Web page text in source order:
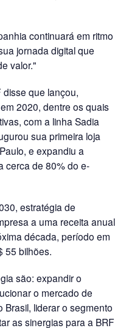
continuará em ritmo
jornada digital que
valor."
disse que lançou,
2020, dentre os quais
com a linha Sadia
sua primeira loja
e expandiu a
cerca de 80% do e-
estratégia de
a uma receita anual
década, período em
55 bilhões.
são: expandir o
o mercado de
liderar o segmento
as sinergias para a BRF